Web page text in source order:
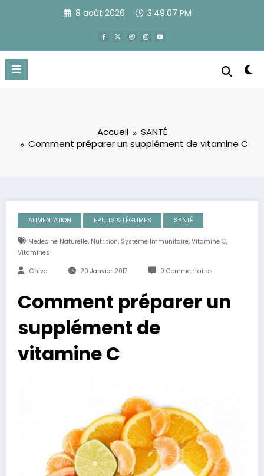
8 août 2026 3:49:08 PM
Accueil
SANTÉ
Comment préparer un supplément de vitamine C
ALIMENTATION FRUITS & LÉGUMES SANTÉ
Médecine Naturelle, Nutrition, Système Immunitaire, Vitamine C,
Vitamines
Chiva 20 Janvier 2017 0 Commentaires
Comment préparer un
supplément de
vitamine C